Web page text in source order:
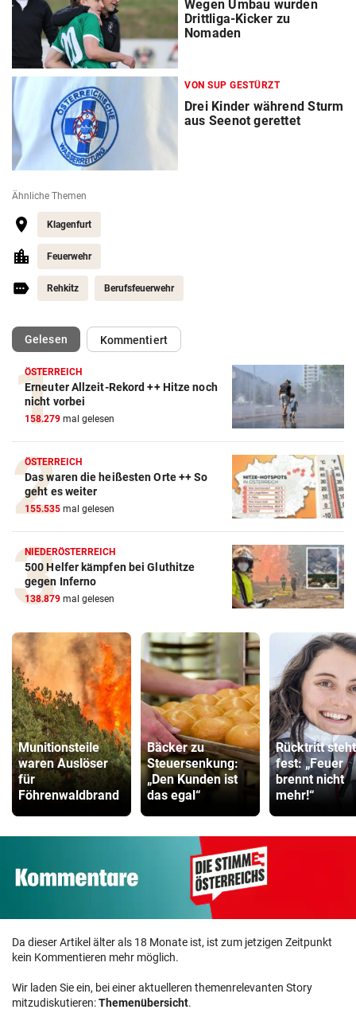
Wegen Umbau wurden
Drittliga-Kicker zu
Nomaden
VON SUP GESTÜRZT
Drei Kinder während Sturm
aus Seenot gerettet
Ähnliche Themen
Klagenfurt
Feuerwehr
Rehkitz Berufsfeuerwehr
Gelesen(ausgewählt)Kommentiert
ÖSTERREICH
Erneuter Allzeit-Rekord ++ Hitze noch
nicht vorbei
158.279 mal gelesen
ÖSTERREICH
Das waren die heißesten Orte ++ So
geht es weiter
155.535 mal gelesen
NIEDERÖSTERREICH
500 Helfer kämpfen bei Gluthitze
gegen Inferno
138.879 mal gelesen
Munitionsteile
waren Auslöser
für
Föhrenwaldbrand
Bäcker zu
Steuersenkung:
„Den Kunden ist
das egal“
Rücktritt steht
fest: „Feuer
brennt nicht
mehr!“
Da dieser Artikel älter als 18 Monate ist, ist zum jetzigen Zeitpunkt
kein Kommentieren mehr möglich.
Wir laden Sie ein, bei einer aktuelleren themenrelevanten Story
mitzudiskutieren:Themenübersicht.